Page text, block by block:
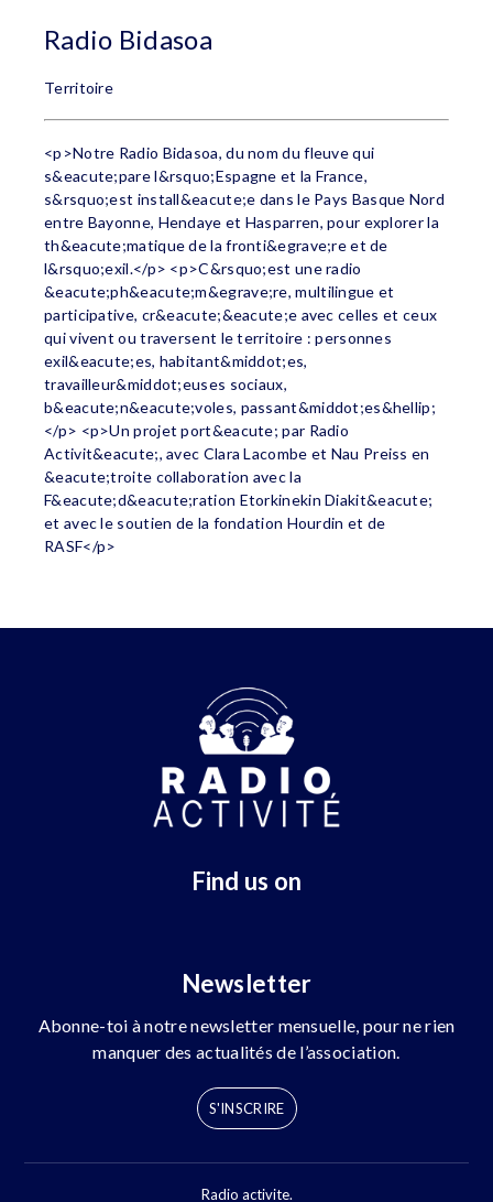
Radio Bidasoa
Territoire
<p>Notre Radio Bidasoa, du nom du fleuve qui
s&eacute;pare l&rsquo;Espagne et la France,
s&rsquo;est install&eacute;e dans le Pays Basque Nord
entre Bayonne, Hendaye et Hasparren, pour explorer la
th&eacute;matique de la fronti&egrave;re et de
l&rsquo;exil.</p> <p>C&rsquo;est une radio
&eacute;ph&eacute;m&egrave;re, multilingue et
participative, cr&eacute;&eacute;e avec celles et ceux
qui vivent ou traversent le territoire : personnes
exil&eacute;es, habitant&middot;es,
travailleur&middot;euses sociaux,
b&eacute;n&eacute;voles, passant&middot;es&hellip;
</p> <p>Un projet port&eacute; par Radio
Activit&eacute;, avec Clara Lacombe et Nau Preiss en
&eacute;troite collaboration avec la
F&eacute;d&eacute;ration Etorkinekin Diakit&eacute;
et avec le soutien de la fondation Hourdin et de
RASF</p>
Find us on
Newsletter
Abonne-toi à notre newsletter mensuelle, pour ne rien
manquer des actualités de l’association.
S'INSCRIRE
Radio activite.